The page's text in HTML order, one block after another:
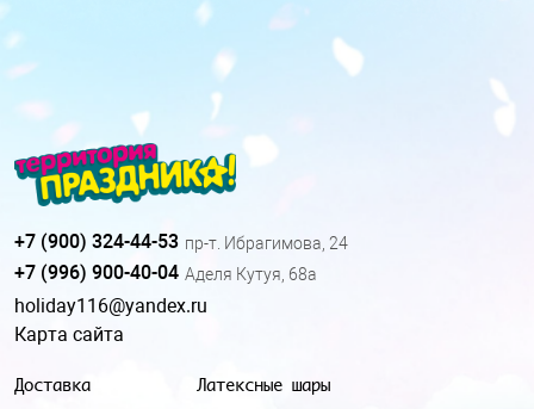
Доставка
Латексные шары
+7 (900) 324-44-53 пр-т. Ибрагимова, 24
+7 (996) 900-40-04 Аделя Кутуя, 68а
holiday116@yandex.ru
Карта сайта